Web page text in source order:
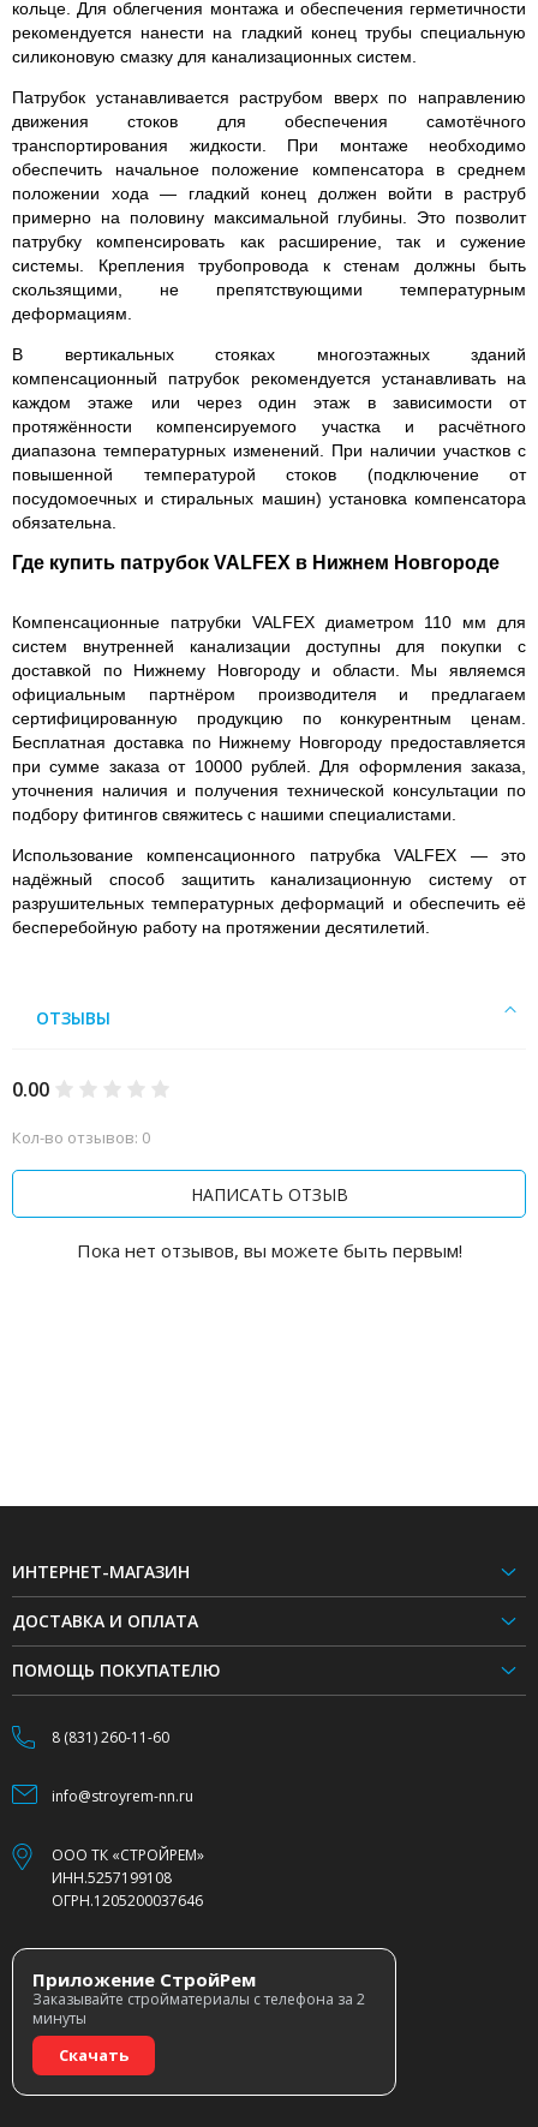
кольце. Для облегчения монтажа и обеспечения герметичности
рекомендуется нанести на гладкий конец трубы специальную
силиконовую смазку для канализационных систем.
Патрубок устанавливается раструбом вверх по направлению
движения стоков для обеспечения самотёчного
транспортирования жидкости. При монтаже необходимо
обеспечить начальное положение компенсатора в среднем
положении хода — гладкий конец должен войти в раструб
примерно на половину максимальной глубины. Это позволит
патрубку компенсировать как расширение, так и сужение
системы. Крепления трубопровода к стенам должны быть
скользящими, не препятствующими температурным
деформациям.
В вертикальных стояках многоэтажных зданий
компенсационный патрубок рекомендуется устанавливать на
каждом этаже или через один этаж в зависимости от
протяжённости компенсируемого участка и расчётного
диапазона температурных изменений. При наличии участков с
повышенной температурой стоков (подключение от
посудомоечных и стиральных машин) установка компенсатора
обязательна.
Где купить патрубок VALFEX в Нижнем Новгороде
Компенсационные патрубки VALFEX диаметром 110 мм для
систем внутренней канализации доступны для покупки с
доставкой по Нижнему Новгороду и области. Мы являемся
официальным партнёром производителя и предлагаем
сертифицированную продукцию по конкурентным ценам.
Бесплатная доставка по Нижнему Новгороду предоставляется
при сумме заказа от 10000 рублей. Для оформления заказа,
уточнения наличия и получения технической консультации по
подбору фитингов свяжитесь с нашими специалистами.
Использование компенсационного патрубка VALFEX — это
надёжный способ защитить канализационную систему от
разрушительных температурных деформаций и обеспечить её
бесперебойную работу на протяжении десятилетий.
ОТЗЫВЫ
0.00
Кол-во отзывов: 0
НАПИСАТЬ ОТЗЫВ
Пока нет отзывов, вы можете быть первым!
ИНТЕРНЕТ-МАГАЗИН
ДОСТАВКА И ОПЛАТА
ПОМОЩЬ ПОКУПАТЕЛЮ
8 (831) 260-11-60
info@stroyrem-nn.ru
ООО ТК «СТРОЙРЕМ»
ИНН.5257199108
ОГРН.1205200037646
Приложение СтройРем
Заказывайте стройматериалы с телефона за 2
минуты
Скачать